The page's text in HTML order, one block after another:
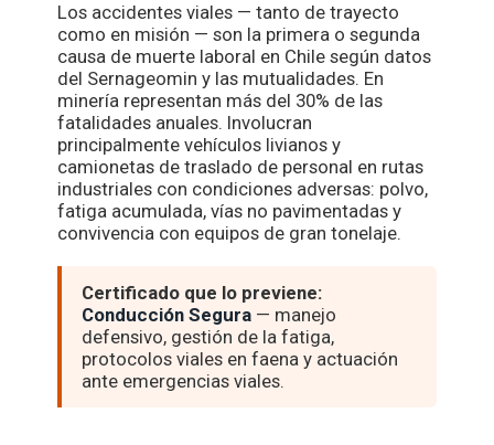
Los accidentes viales — tanto de trayecto
como en misión — son la primera o segunda
causa de muerte laboral en Chile según datos
del Sernageomin y las mutualidades. En
minería representan más del 30% de las
fatalidades anuales. Involucran
principalmente vehículos livianos y
camionetas de traslado de personal en rutas
industriales con condiciones adversas: polvo,
fatiga acumulada, vías no pavimentadas y
convivencia con equipos de gran tonelaje.
Certificado que lo previene:
Conducción Segura — manejo
defensivo, gestión de la fatiga,
protocolos viales en faena y actuación
ante emergencias viales.